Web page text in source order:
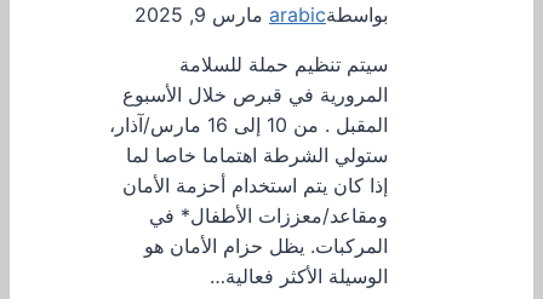
بواسطةarabic مارس 9, 2025
سيتم تنظيم حملة للسلامة
المرورية في قبرص خلال الأسبوع
المقبل . من 10 إلى 16 مارس/آذار،
ستولي الشرطة اهتماما خاصا لما
إذا كان يتم استخدام أحزمة الأمان
ومقاعد/معززات الأطفال* في
المركبات. يظل حزام الأمان هو
الوسيلة الأكثر فعالية…